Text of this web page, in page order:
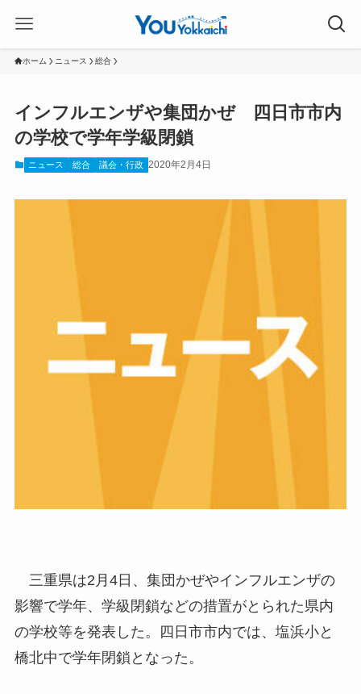
ホーム ニュース 総合
インフルエンザや集団かぜ 四日市市内
の学校で学年学級閉鎖
ニュース 総合 議会・行政 2020年2月4日
三重県は2月4日、集団かぜやインフルエンザの
影響で学年、学級閉鎖などの措置がとられた県内
の学校等を発表した。四日市市内では、塩浜小と
橋北中で学年閉鎖となった。